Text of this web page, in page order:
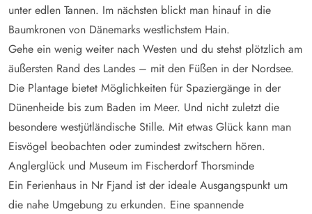
unter edlen Tannen. Im nächsten blickt man hinauf in die
Baumkronen von Dänemarks westlichstem Hain.
Gehe ein wenig weiter nach Westen und du stehst plötzlich am
äußersten Rand des Landes – mit den Füßen in der Nordsee.
Die Plantage bietet Möglichkeiten für Spaziergänge in der
Dünenheide bis zum Baden im Meer. Und nicht zuletzt die
besondere westjütländische Stille. Mit etwas Glück kann man
Eisvögel beobachten oder zumindest zwitschern hören.
Anglerglück und Museum im Fischerdorf Thorsminde
Ein Ferienhaus in Nr Fjand ist der ideale Ausgangspunkt um
die nahe Umgebung zu erkunden. Eine spannende